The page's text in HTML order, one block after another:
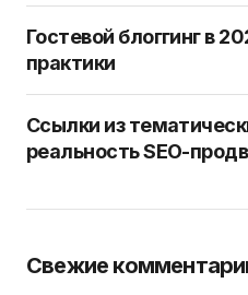
Гостевой блоггинг в
практики
Ссылки из
реальность SEO-
Свежие